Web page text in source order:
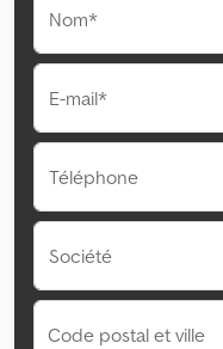
Nom*
E-mail*
Téléphone
Société
Code postal et ville